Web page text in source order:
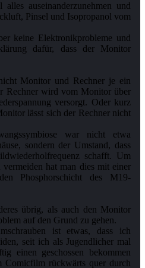
auseinanderzunehmen und
Pinsel und Isopropanol vom
keine Elektronikprobleme und
dafür, dass der Monitor
Monitor und Rechner je ein
Rechner wird vom Monitor über
versorgt. Oder kurz
lässt sich der Rechner nicht
war nicht etwa
sondern der Umstand, dass
schafft. Um
vermeiden hat man dies mit einer
Phosphorschicht des M19-
übrig, als auch den Monitor
auf den Grund zu gehen.
ist etwas, dass ich
seit ich als Jugendlicher mal
einen geschossen bekommen
Comicfilm rückwärts quer durch